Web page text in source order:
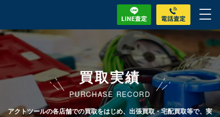
買取実績
PURCHASE RECORD
アクトツールの各店舗での買取をはじめ、出張買取・宅配買取等で、実